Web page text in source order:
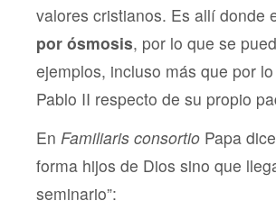
valores cristianos. Es allí
por ósmosis, por lo que se
ejemplos, incluso más que por
Pablo II respecto de su propio
En Familiaris consortio Papa
forma hijos de Dios sino que
seminario”: